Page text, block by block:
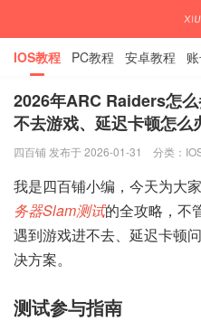
国内外APP
IOS教程 PC教程 安卓教程
2026年ARC Raiders怎
不去游戏、延迟卡顿怎么
四百铺 发布于 2026-01-31 分类：
我是四百铺小编，今天为大
务器Slam测试的全攻略，不
遇到游戏进不去、延迟卡顿
决方案。
测试参与指南